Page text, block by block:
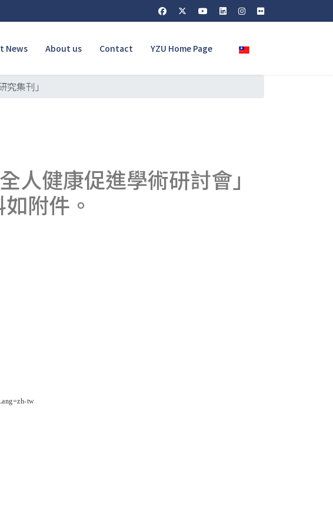
News About us Contact YZU Home Page Select your language
集刊」
人健康促進學術研討會」
附件。
tw